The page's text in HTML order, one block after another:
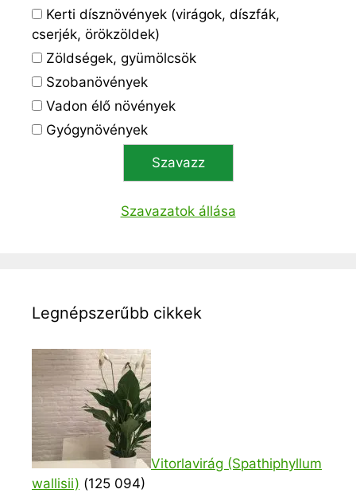
Kerti dísznövények (virágok, díszfák,
cserjék, örökzöldek)
Zöldségek, gyümölcsök
Szobanövények
Vadon élő növények
Gyógynövények
Szavazatok állása
Legnépszerűbb cikkek
Vitorlavirág (Spathiphyllum
wallisii) (125 094)